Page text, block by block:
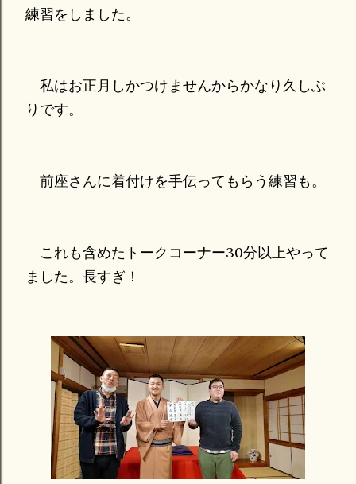
練習をしました。
私はお正月しかつけませんからかなり久しぶ
りです。
前座さんに着付けを手伝ってもらう練習も。
これも含めたトークコーナー30分以上やって
ました。長すぎ！